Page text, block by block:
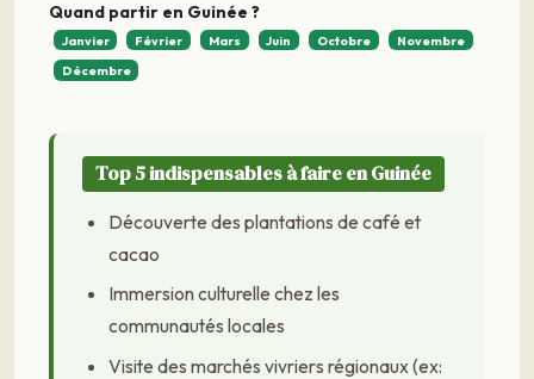
Quand partir en Guinée ?
Janvier Février Mars Juin Octobre
Novembre
Décembre
Top 5 indispensables à faire en Guinée
Découverte des plantations de café et
cacao
Immersion culturelle chez les
communautés locales
Visite des marchés vivriers régionaux (ex: